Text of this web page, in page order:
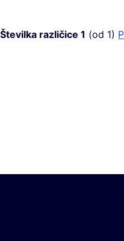
Številka različice 1 (od 1)